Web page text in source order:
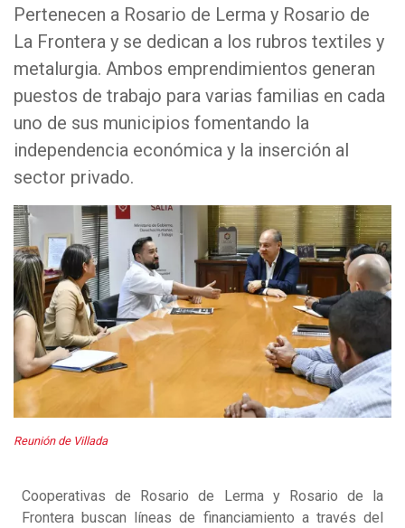
Pertenecen a Rosario de Lerma y Rosario de
La Frontera y se dedican a los rubros textiles y
metalurgia. Ambos emprendimientos generan
puestos de trabajo para varias familias en cada
uno de sus municipios fomentando la
independencia económica y la inserción al
sector privado.
Reunión de Villada
Cooperativas de Rosario de Lerma y Rosario de la
Frontera buscan líneas de financiamiento a través del